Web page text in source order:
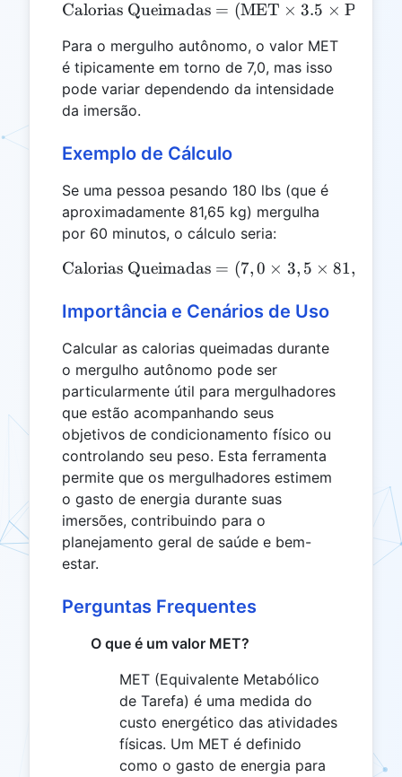
\text{Calorias
Calorias Queimadas = (MET × 3.5 × Peso
Para o mergulho autônomo, o valor MET
é tipicamente em torno de 7,0, mas isso
pode variar dependendo da intensidade
da imersão.
Exemplo de Cálculo
Se uma pessoa pesando 180 lbs (que é
aproximadamente 81,65 kg) mergulha
por 60 minutos, o cálculo seria:
\text{Calorias
Calorias Queimadas = (7,0 × 3, 5 × 81,
Importância e Cenários de Uso
Calcular as calorias queimadas durante
o mergulho autônomo pode ser
particularmente útil para mergulhadores
que estão acompanhando seus
objetivos de condicionamento físico ou
controlando seu peso. Esta ferramenta
permite que os mergulhadores estimem
o gasto de energia durante suas
imersões, contribuindo para o
planejamento geral de saúde e bem-
estar.
Perguntas Frequentes
O que é um valor MET?
MET (Equivalente Metabólico
de Tarefa) é uma medida do
custo energético das atividades
físicas. Um MET é definido
como o gasto de energia para